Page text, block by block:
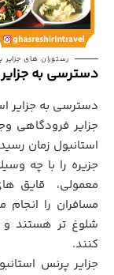
رستوران های جزایر
دسترسی به
دسترسی به جزایر
جزایر فرودگاهی
استانبول زمان
جزيره را با چه
معمولی، قایق
مسافران را
شلوغ تر هستند و
کنند.
جزایر پرنس